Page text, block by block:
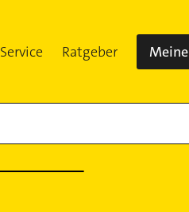
Service Ratgeber